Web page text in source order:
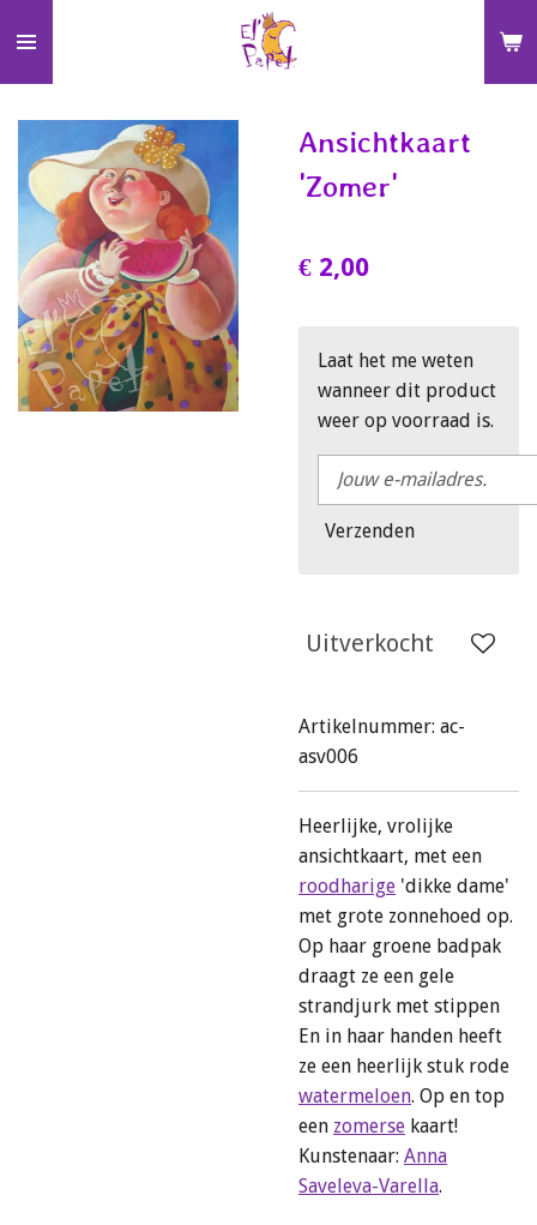
direct
naar
de
hoofdinhoud
Ansichtkaart
'Zomer'
€ 2,00
Laat het me weten
wanneer dit product
weer op voorraad is.
Verzenden
Uitverkocht
Artikelnummer: ac-
asv006
Heerlijke, vrolijke
ansichtkaart, met een
roodharige 'dikke dame'
met grote zonnehoed op.
Op haar groene badpak
draagt ze een gele
strandjurk met stippen
En in haar handen heeft
ze een heerlijk stuk rode
watermeloen. Op en top
een zomerse kaart!
Kunstenaar: Anna
Saveleva-Varella.